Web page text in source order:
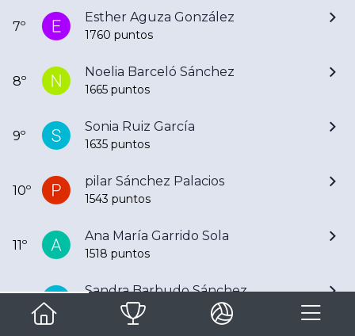
7º
Esther Aguza González
1760 puntos
8º
Noelia Barceló Sánchez
1665 puntos
9º
Sonia Ruiz García
1635 puntos
10º
pilar Sánchez Palacios
1543 puntos
11º
Ana María Garrido Sola
1518 puntos
Sandra Barbudo Sánchez
1507 puntos